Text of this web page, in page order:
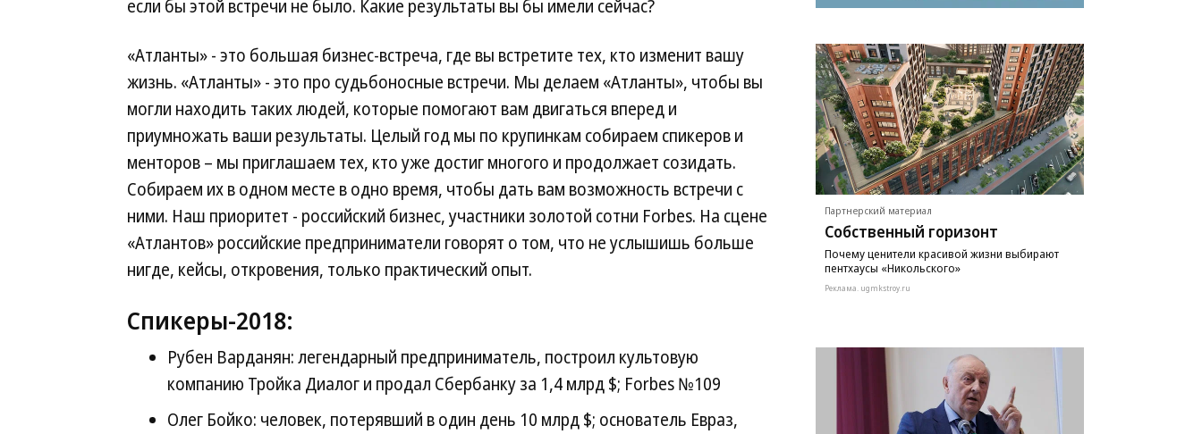
если бы этой встречи не было. Какие результаты вы бы имели сейчас?
«Атланты» - это большая бизнес-встреча, где вы встретите тех, кто изменит вашу
жизнь. «Атланты» - это про судьбоносные встречи. Мы делаем «Атланты», чтобы вы
могли находить таких людей, которые помогают вам двигаться вперед и
приумножать ваши результаты. Целый год мы по крупинкам собираем спикеров и
менторов – мы приглашаем тех, кто уже достиг многого и продолжает созидать.
Собираем их в одном месте в одно время, чтобы дать вам возможность встречи с
ними. Наш приоритет - российский бизнес, участники золотой сотни Forbes. На сцене
«Атлантов» российские предприниматели говорят о том, что не услышишь больше
нигде, кейсы, откровения, только практический опыт.
Спикеры-2018:
Рубен Варданян: легендарный предприниматель, построил культовую
компанию Тройка Диалог и продал Сбербанку за 1,4 млрд $; Forbes №109
Олег Бойко: человек, потерявший в один день 10 млрд $; основатель Евраз,
Партнерский материал
Собственный горизонт
Почему ценители красивой жизни выбирают
пентхаусы «Никольского»
Реклама. ugmkstroy.ru